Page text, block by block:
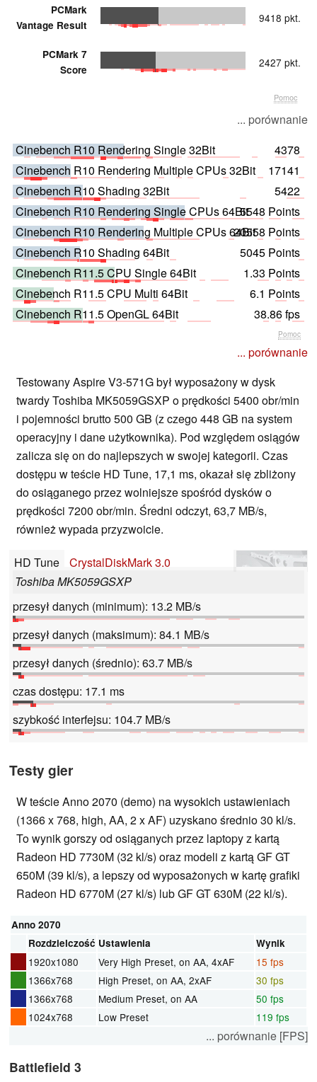
PCMark
Vantage Result
9418 pkt.
PCMark 7
Score
2427 pkt.
Pomoc
... porównanie
Cinebench R10 Rendering Single 32Bit
4378
Cinebench R10 Rendering Multiple CPUs 32Bit
17141
Cinebench R10 Shading 32Bit
5422
Cinebench R10 Rendering Single CPUs 64Bit5548 Points
Cinebench R10 Rendering Multiple CPUs 64Bit20558 Points
Cinebench R10 Shading 64Bit
5045 Points
Cinebench R11.5 CPU Single 64Bit
1.33 Points
Cinebench R11.5 CPU Multi 64Bit
6.1 Points
Cinebench R11.5 OpenGL 64Bit
38.86 fps
Pomoc
... porównanie
Testowany Aspire V3-571G był wyposażony w dysk
twardy Toshiba MK5059GSXP o prędkości 5400 obr/min
i pojemności brutto 500 GB (z czego 448 GB na system
operacyjny i dane użytkownika). Pod względem osiągów
zalicza się on do najlepszych w swojej kategorii. Czas
dostępu w teście HD Tune, 17,1 ms, okazał się zbliżony
do osiąganego przez wolniejsze spośród dysków o
prędkości 7200 obr/min. Średni odczyt, 63,7 MB/s,
również wypada przyzwoicie.
HD Tune
CrystalDiskMark 3.0
Toshiba MK5059GSXP
przesył danych (minimum): 13.2 MB/s
przesył danych (maksimum): 84.1 MB/s
przesył danych (średnio): 63.7 MB/s
czas dostępu: 17.1 ms
szybkość interfejsu: 104.7 MB/s
Testy gier
W teście Anno 2070 (demo) na wysokich ustawieniach
(1366 x 768, high, AA, 2 x AF) uzyskano średnio 30 kl/s.
To wynik gorszy od osiąganych przez laptopy z kartą
Radeon HD 7730M (32 kl/s) oraz modeli z kartą GF GT
650M (39 kl/s), a lepszy od wyposażonych w kartę grafiki
Radeon HD 6770M (27 kl/s) lub GF GT 630M (22 kl/s).
Anno 2070
Rozdzielczość Ustawienia Wynik
1920x1080 Very High Preset, on AA, 4xAF
15 fps
1366x768
High Preset, on AA, 2xAF
30 fps
1366x768
Medium Preset, on AA
50 fps
1024x768
Low Preset 119 fps
... porównanie [FPS]
Battlefield 3